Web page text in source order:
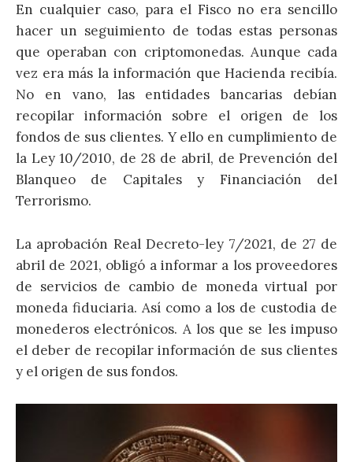
En cualquier caso, para el Fisco no era sencillo
hacer un seguimiento de todas estas personas
que operaban con criptomonedas. Aunque cada
vez era más la información que Hacienda recibía.
No en vano, las entidades bancarias debían
recopilar información sobre el origen de los
fondos de sus clientes. Y ello en cumplimiento de
la Ley 10/2010, de 28 de abril, de Prevención del
Blanqueo de Capitales y Financiación del
Terrorismo.
La aprobación Real Decreto-ley 7/2021, de 27 de
abril de 2021, obligó a informar a los proveedores
de servicios de cambio de moneda virtual por
moneda fiduciaria. Así como a los de custodia de
monederos electrónicos. A los que se les impuso
el deber de recopilar información de sus clientes
y el origen de sus fondos.